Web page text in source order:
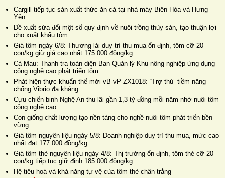
Cargill tiếp tục sản xuất thức ăn cá tại nhà máy Biên Hòa và Hưng
Yên
Đề xuất sửa đổi một số quy định về nuôi trồng thủy sản, tạo thuận lợi
cho xuất khẩu tôm
Giá tôm ngày 6/8: Thương lái duy trì thu mua ổn định, tôm cỡ 20
con/kg giữ giá cao nhất 175.000 đồng/kg
Cà Mau: Thanh tra toàn diện Ban Quản lý Khu nông nghiệp ứng dụng
công nghệ cao phát triển tôm
Phát hiện thực khuẩn thể mới vB-vP-ZX1018: “Trợ thủ” tiềm năng
chống Vibrio đa kháng
Cựu chiến binh Nghệ An thu lãi gần 1,3 tỷ đồng mỗi năm nhờ nuôi tôm
công nghệ cao
Con giống chất lượng tạo nền tảng cho nghề nuôi tôm phát triển bền
vững
Giá tôm nguyên liệu ngày 5/8: Doanh nghiệp duy trì thu mua, mức cao
nhất đạt 177.000 đồng/kg
Giá tôm thẻ nguyên liệu ngày 4/8: Thị trường ổn định, tôm thẻ cỡ 20
con/kg tiếp tục giữ đỉnh 185.000 đồng/kg
Hệ tiêu hoá và khả năng tự vệ của tôm thẻ chân trắng